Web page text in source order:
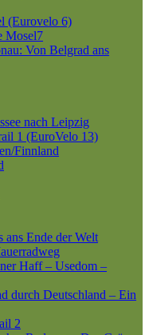
(Eurovelo 6)
Mosel7
Von Belgrad ans
nach Leipzig
1 (EuroVelo 13)
Finnland
ans Ende der Welt
Haff – Usedom –
durch Deutschland – Ein
2